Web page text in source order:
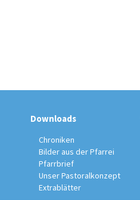
Downloads
Chroniken
Bilder aus der Pfarrei
Pfarrbrief
Unser Pastoralkonzept
Extrablätter